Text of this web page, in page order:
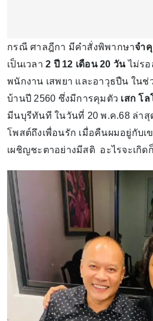
กรณี ศาลฎีกา มีคำสั่งพิพากษาจำ
เป็นเวลา 2 ปี 12 เดือน 20 วันไม่รอ
พนักงาน เสพยา และอาวุธปืน ในช่
บ้านปี 2560 ซึ่งมีการคุมตัว เสก โล
มีนบุรีทันที ในวันที่ 20 พ.ค.68 ล่าสุ
โพสต์ถึงเพื่อนรัก เมื่อคืนผมอยู่กับเ
เผชิญชะตาอย่างมีสติ อะไรจะเกิด